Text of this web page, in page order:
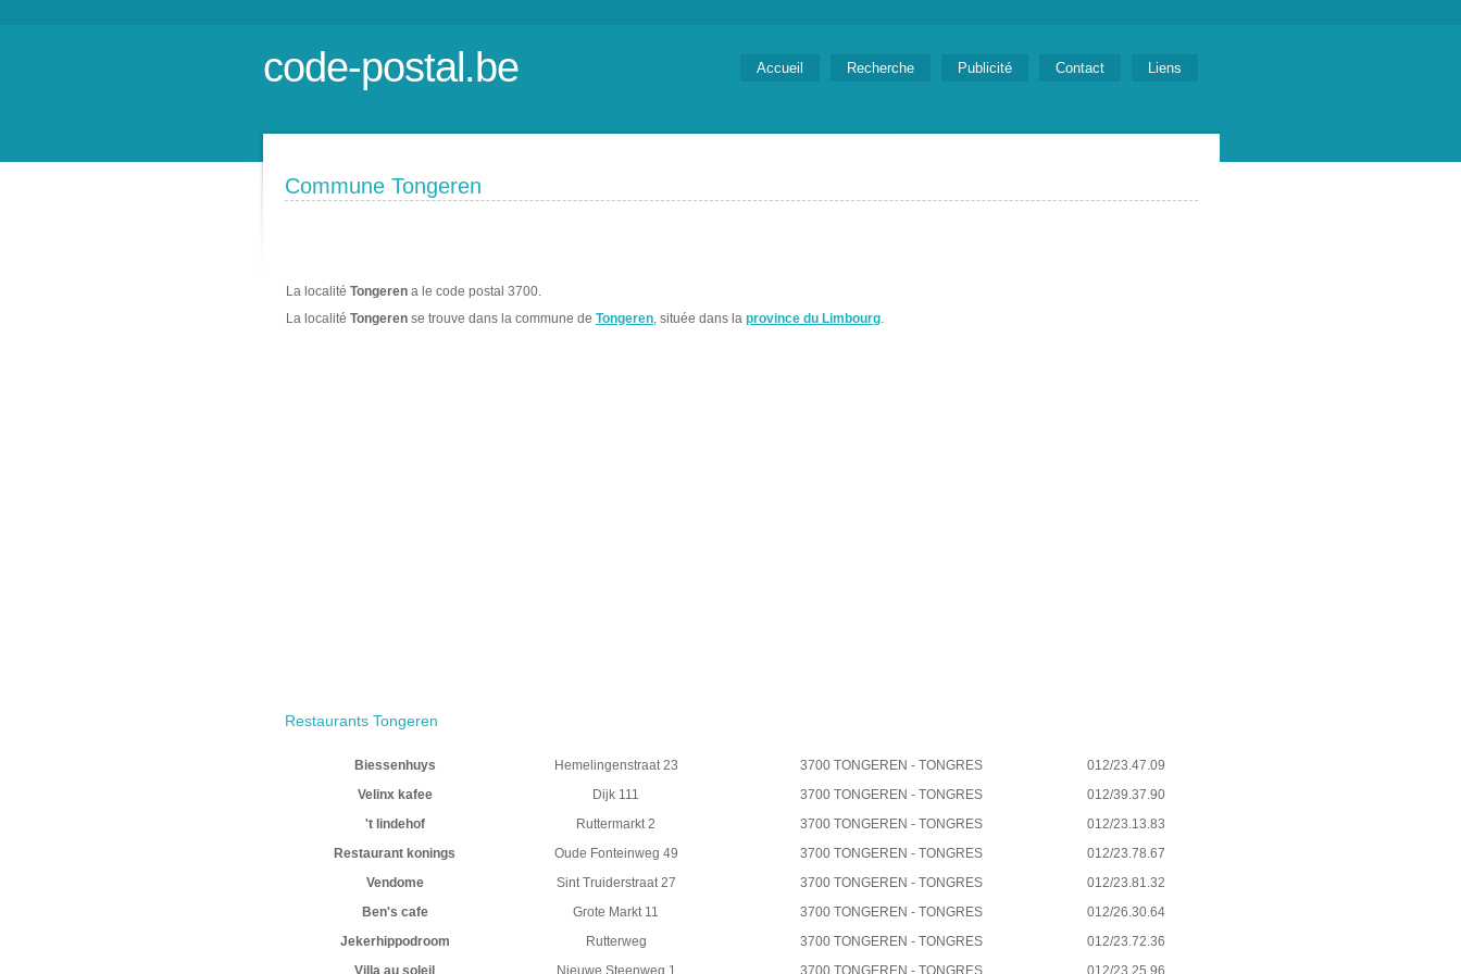
code-postal.be Accueil Recherche Publicité Contact Liens
Commune Tongeren
La localité Tongeren a le code postal 3700.
La localité Tongeren se trouve dans la commune de Tongeren, située dans la province du Limbourg.
Restaurants Tongeren
Biessenhuys Hemelingenstraat 23 3700 TONGEREN - TONGRES
012/23.47.09
Velinx kafee
Dijk 111 3700 TONGEREN - TONGRES
012/39.37.90
't lindehof
Ruttermarkt 2 3700 TONGEREN - TONGRES
012/23.13.83
Restaurant konings
Oude Fonteinweg 49 3700 TONGEREN - TONGRES
012/23.78.67
Vendome
Sint Truiderstraat 27 3700 TONGEREN - TONGRES
012/23.81.32
Ben's cafe
Grote Markt 11 3700 TONGEREN - TONGRES
012/26.30.64
Jekerhippodroom
Rutterweg 3700 TONGEREN - TONGRES
012/23.72.36
Villa au soleil
Nieuwe Steenweg 1 3700 TONGEREN - TONGRES 012/23.25.96